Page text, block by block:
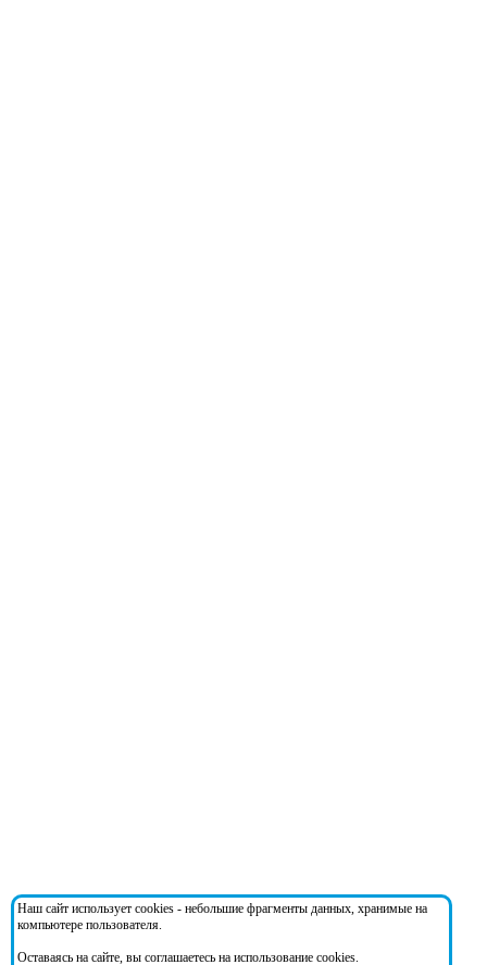
Наш сайт использует cookies - небольшие фрагменты данных, хранимые на
компьютере пользователя.
Оставаясь на сайте, вы соглашаетесь на использование cookies.